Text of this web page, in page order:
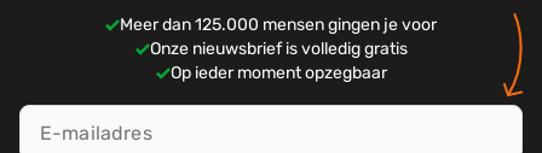
Meer dan 125.000 mensen gingen je voor
Onze nieuwsbrief is volledig gratis
Op ieder moment opzegbaar